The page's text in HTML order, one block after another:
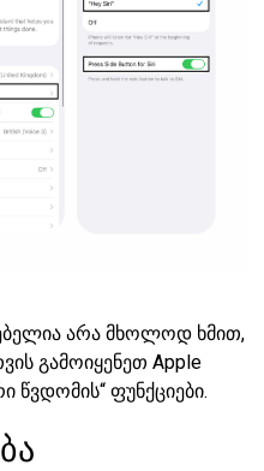
არა მხოლოდ ხმით,
გამოიყენეთ Apple
წვდომის“ ფუნქციები.